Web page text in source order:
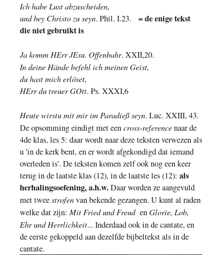
Ich habe Lust abzuscheiden,
und bey Christo zu seyn. Phil. I.23. = de enige tekst
die niet gebruikt is
Ja komm HErr JEsu. Offenbahr. XXII,20.
In deine Hände befehl ich meinen Geist,
du hast mich erlöset,
HErr du treuer GOtt. Ps. XXXI,6
Heute wirstu mit mir im Paradieß seyn. Luc. XXIII, 43.
De opsomming eindigt met eencross-referencenaar de
4de klas, les 5: daar wordt naar deze teksten verwezen als
u 'in de kerk bent, en er wordt afgekondigd dat iemand
overleden is'. De teksten komen zelf ook nog een keer
terug in de laatste klas (12), in de laatste les (12): als
herhalingsoefening, a.h.w.Daar worden ze aangevuld
met tweestrofenvan bekende gezangen. U kunt al raden
welke dat zijn: Mit Fried und FreudenGlorie, Lob,
Ehr und Herrlichkeit... Inderdaad ook in de cantate, en
de eerste gekoppeld aan dezelfde bijbeltekst als in de
cantate.